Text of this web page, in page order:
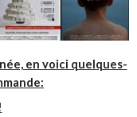
en voici quelques-